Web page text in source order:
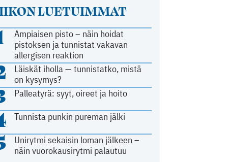
LUETUIMMAT
Ampiaisen pisto – näin hoidat
pistoksen ja tunnistat vakavan
allergisen reaktion
Läiskät iholla — tunnistatko, mistä
on kysymys?
Palleatyrä: syyt, oireet ja hoito
Tunnista punkin pureman jälki
Unirytmi sekaisin loman jälkeen –
näin vuorokausirytmi palautuu